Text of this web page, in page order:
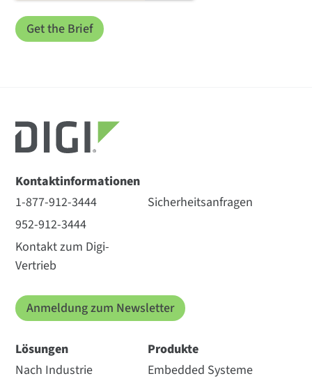
Kontaktinformationen
1-877-912-3444
952-912-3444
Kontakt zum Digi-
Vertrieb
Sicherheitsanfragen
Anmeldung zum Newsletter
Lösungen
Nach Industrie
Produkte
Embedded Systeme